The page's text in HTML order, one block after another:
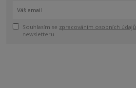
Souhlasím se zpracováním osobních údajů
newsletteru.